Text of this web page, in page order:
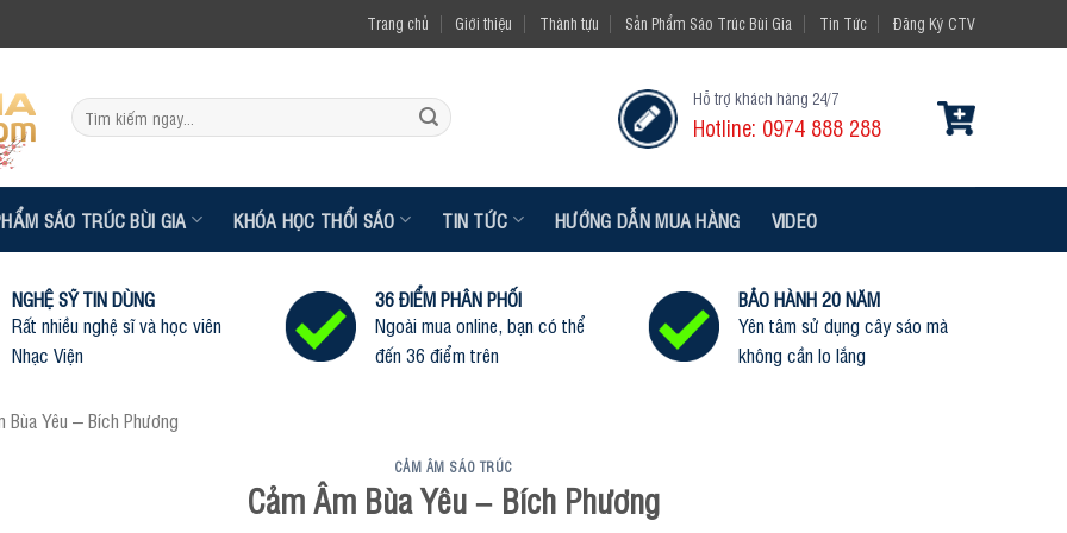
Trang chủ Giới thiệu Thành tựu Sản Phẩm Sáo Trúc Bùi Gia Tin Tức Đăng Ký CTV
Tìm
kiếm:
Hỗ trợ khách hàng 24/7
Hotline: 0974 888 288
SÁO TRÚC BÙI GIA KHÓA HỌC THỔI SÁO TIN TỨC HƯỚNG DẪN MUA HÀNG VIDEO
NGHỆ SỸ TIN DÙNG
Rất nhiều nghệ sĩ và học viên
Nhạc Viện
36 ĐIỂM PHÂN PHỐI
Ngoài mua online, bạn có thể
đến 36 điểm trên
BẢO HÀNH 20 NĂM
Yên tâm sử dụng cây sáo mà
không cần lo lắng
Bùa Yêu – Bích Phương
CẢM ÂM SÁO TRÚC
Cảm Âm Bùa Yêu – Bích Phương